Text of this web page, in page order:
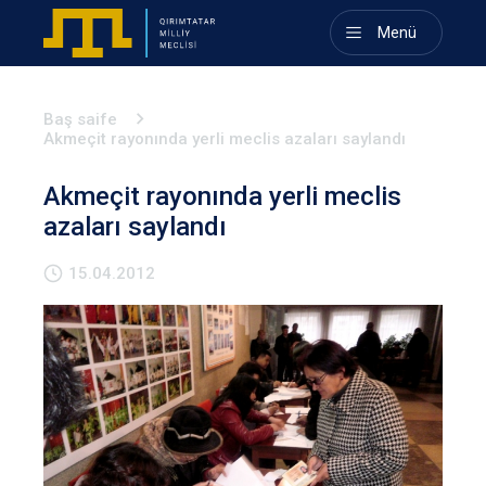
Menü
Baş saife
Akmeçit rayonında yerli meclis azaları saylandı
Akmeçit rayonında yerli meclis
azaları saylandı
15.04.2012